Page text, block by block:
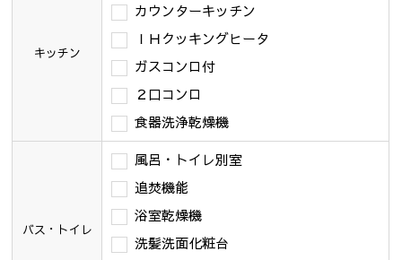
キッチン
カウンターキッチン
ＩＨクッキングヒータ
ガスコンロ付
２口コンロ
食器洗浄乾燥機
バス・トイレ
風呂・トイレ別室
追焚機能
浴室乾燥機
洗髪洗面化粧台